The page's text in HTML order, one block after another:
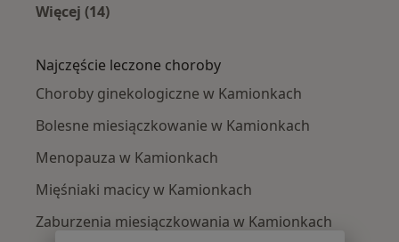
Więcej (14)
Najczęście leczone choroby
Choroby ginekologiczne w Kamionkach
Bolesne miesiączkowanie w Kamionkach
Menopauza w Kamionkach
Mięśniaki macicy w Kamionkach
Zaburzenia miesiączkowania w Kamionkach